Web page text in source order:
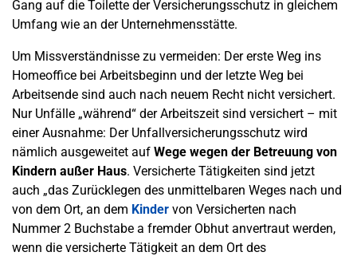
Gang auf die Toilette der Versicherungsschutz in gleichem
Umfang wie an der Unternehmensstätte.
Um Missverständnisse zu vermeiden: Der erste Weg ins
Homeoffice bei Arbeitsbeginn und der letzte Weg bei
Arbeitsende sind auch nach neuem Recht nicht versichert.
Nur Unfälle „während“ der Arbeitszeit sind versichert – mit
einer Ausnahme: Der Unfallversicherungsschutz wird
nämlich ausgeweitet auf Wege wegen der Betreuung von
Kindern außer Haus. Versicherte Tätigkeiten sind jetzt
auch „das Zurücklegen des unmittelbaren Weges nach und
von dem Ort, an dem Kinder von Versicherten nach
Nummer 2 Buchstabe a fremder Obhut anvertraut werden,
wenn die versicherte Tätigkeit an dem Ort des